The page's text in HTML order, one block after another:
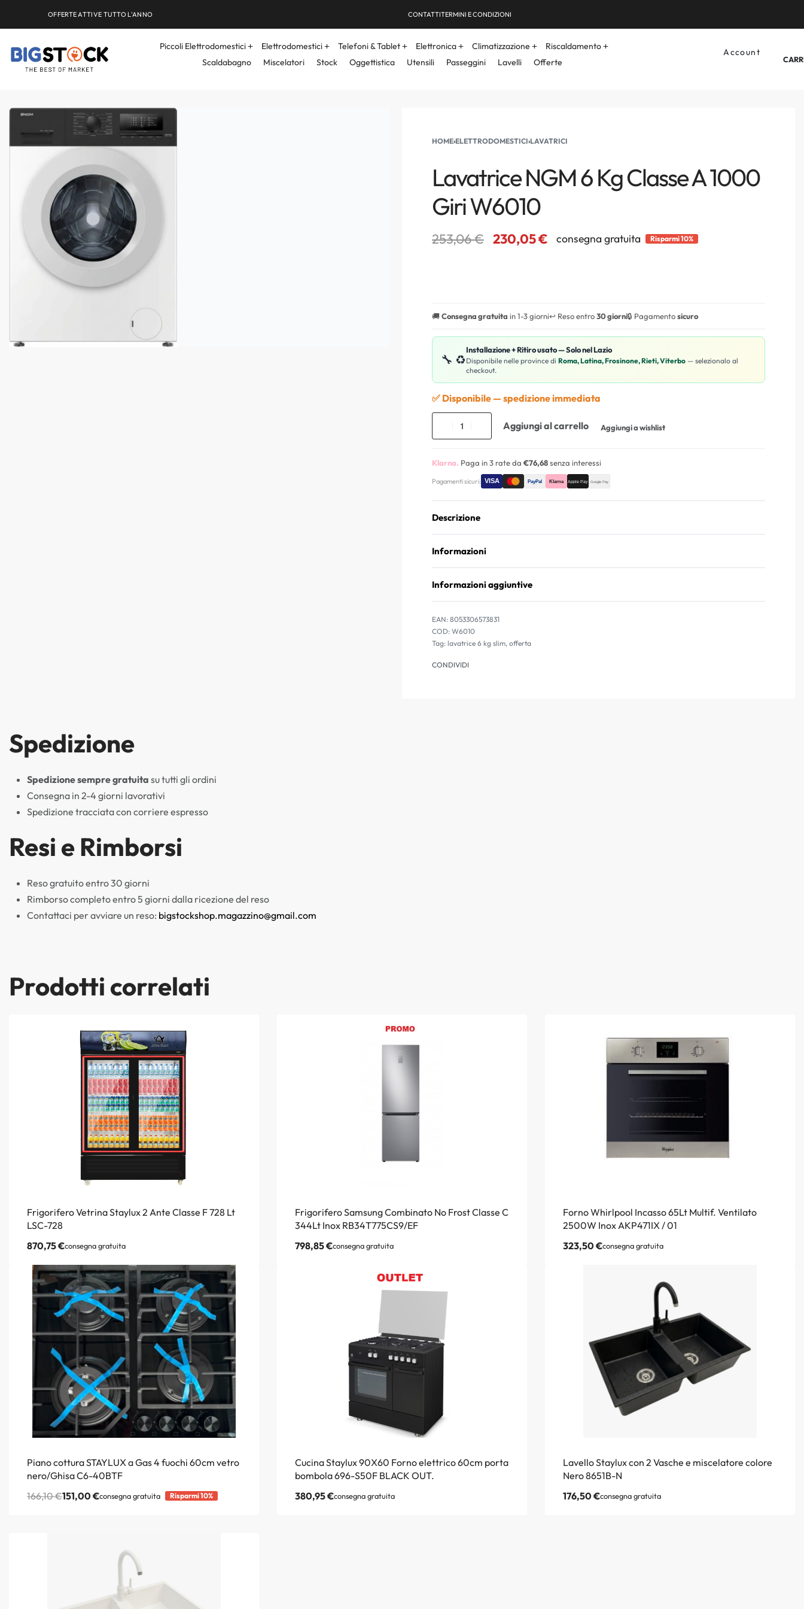
OFFERTE ATTIVE TUTTO L'ANNO CONTATTITERMINI E CONDIZIONI
Piccoli Elettrodomestici Elettrodomestici Telefoni & Tablet Elettronica Climatizzazione
Riscaldamento
Scaldabagno
Miscelatori Stock Oggettistica Utensili Passeggini Lavelli Offerte
Account
HOME›ELETTRODOMESTICI›LAVATRICI
Lavatrice NGM 6 Kg Classe A 1000
Giri W6010
253,06€ 230,05€ consegna gratuita Risparmi 10%
🚚Consegna gratuita in 1-3 giorni↩️ Reso entro30 giorni🔒 Pagamentosicuro
🔧 ♻️
Installazione + Ritiro usato — Solo nel Lazio
Disponibile nelle province di Roma, Latina, Frosinone, Rieti, Viterbo — selezionalo al
checkout.
✅ Disponibile — spedizione immediata
Aggiungi al carrello Aggiungi a wishlist
Klarna. Paga in 3 rate da €76,68senza interessi
Pagamenti sicuri:
Descrizione
Informazioni
Informazioni aggiuntive
EAN: 8053306573831
W6010
Tag: lavatrice 6 kg slim, offerta
CONDIVIDI
Spedizione
Spedizione sempre gratuita su tutti gli ordini
Consegna in 2-4 giorni lavorativi
Spedizione tracciata con corriere espresso
Resi e Rimborsi
Reso gratuito entro 30 giorni
Rimborso completo entro 5 giorni dalla ricezione del reso
Contattaci per avviare un reso: bigstockshop.magazzino@gmail.com
Prodotti correlati
Frigorifero Vetrina Staylux 2 Ante Classe F 728 Lt
LSC-728
870,75€consegna gratuita
Frigorifero Samsung Combinato No Frost Classe C
344Lt Inox RB34T775CS9/EF
798,85€consegna gratuita
Forno Whirlpool Incasso 65Lt Multif. Ventilato
2500W Inox AKP471IX / 01
323,50€consegna gratuita
Piano cottura STAYLUX a Gas 4 fuochi 60cm vetro
nero/Ghisa C6-40BTF
166,10€151,00€consegna gratuita Risparmi 10%
Cucina Staylux 90X60 Forno elettrico 60cm porta
bombola 696-S50F BLACK OUT.
380,95€consegna gratuita
Lavello Staylux con 2 Vasche e miscelatore colore
Nero 8651B-N
176,50€consegna gratuita